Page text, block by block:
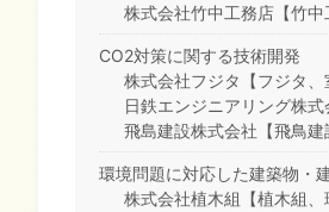
株式会社竹中工務店【竹
CO2対策に関する技術開発
株式会社フジタ【フジタ
日鉄エンジニアリング株
飛島建設株式会社【飛鳥建
環境問題に対応した建築物・
株式会社植木組【植木組、